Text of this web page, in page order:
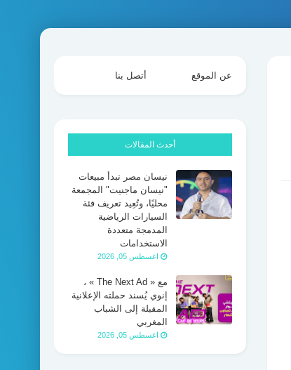
عن الموقع أتصل بنا
أحدث المقالات
نيسان مصر تبدأ مبيعات
"نيسان ماجنيت" المجمعة
محليًا، وتُعِيد تعريف فئة
السيارات الرياضية
المدمجة متعددة
الاستخدامات
اغسطس 05, 2026
مع « The Next Ad » ،
إنوي يُسند حملته الإعلانية
المقبلة إلى الشباب
المغربي
اغسطس 05, 2026